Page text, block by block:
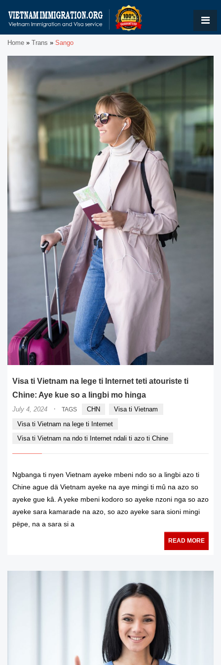
Home » Trans » Sango
Visa ti Vietnam na lege ti Internet teti atouriste ti
Chine: Aye kue so a lingbi mo hinga
July 4, 2024 · TAGS CHN
Visa ti Vietnam
Visa ti Vietnam na lege ti Internet
Visa ti Vietnam na ndo ti Internet ndali ti azo ti Chine
Ngbanga ti nyen Vietnam ayeke mbeni ndo so a lingbi azo ti
Chine ague dä Vietnam ayeke na aye mingi ti mû na azo so
ayeke gue kâ. A yeke mbeni kodoro so ayeke nzoni nga so azo
ayeke sara kamarade na azo, so azo ayeke sara sioni mingi
pëpe, na a sara si a
READ MORE